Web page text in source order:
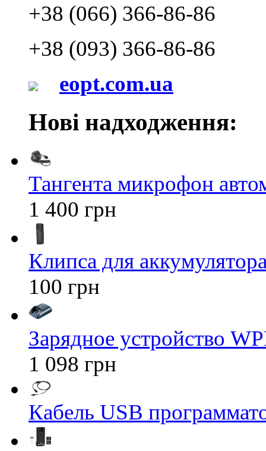
+38 (066) 366-86-86
+38 (093) 366-86-86
eopt.com.ua
Нові надходження:
Тангента микрофон
1 400 грн
Клипса для
100 грн
Зарядное устройство
1 098 грн
Кабель USB